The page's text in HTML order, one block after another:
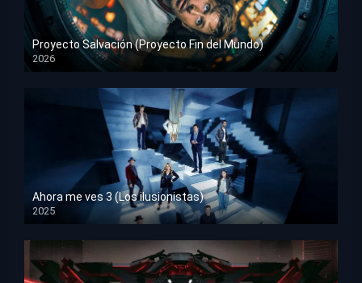
Proyecto Salvación (Proyecto Fin del Mundo)
2026
HD 1080p
Ahora me ves 3 (Los ilusionistas)
2025
HD 1080p